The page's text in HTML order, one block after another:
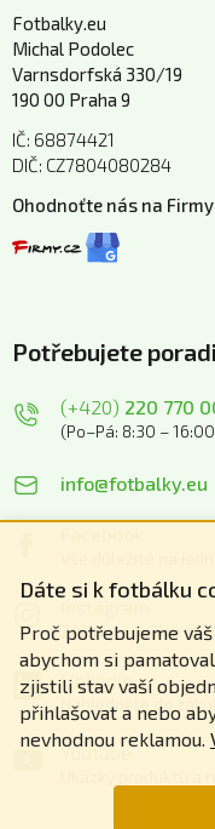
Dáte si k fotbálku
Proč potřebujeme
abychom si
zjistili stav vaší
přihlašovat a nebo
nevhodnou reklamou.
Fotbalky.eu
Michal Podolec
Varnsdorfská 330/19
190 00 Praha 9
IČ: 68874421
DIČ: CZ7804080284
Ohodnoťte nás na
Potřebujete
(+420) 220 770
(Po–Pá: 8:30 –
info@fotbalky.eu
Zážitky z našich akcí
Linkedin
Nahlédněte do
Youtube